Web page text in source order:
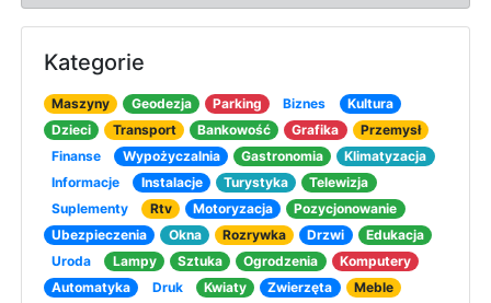
Kategorie
Maszyny Geodezja Parking Biznes
Kultura
Dzieci
Transport Bankowość Grafika
Przemysł
Finanse
Wypożyczalnia Gastronomia
Klimatyzacja
Informacje
Instalacje Turystyka
Telewizja
Suplementy
Rtv Motoryzacja
Pozycjonowanie
Ubezpieczenia
Okna Rozrywka Drzwi
Edukacja
Uroda
Lampy Sztuka Ogrodzenia
Komputery
Automatyka
Druk Kwiaty Zwierzęta
Meble